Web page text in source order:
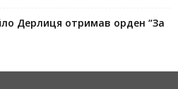
Дерлиця отримав орден “За